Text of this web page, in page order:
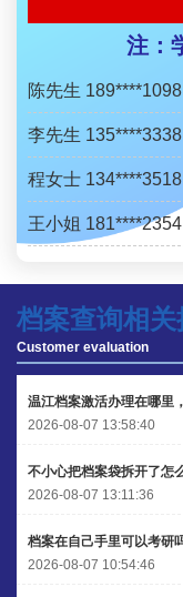
注：
王小姐 185****2848
陈先生 189****1098
李先生 135****3338
程女士 134****3518
王小姐 181****2354
李先生 137****1923
程女士 136****3253
王小姐 185****2848
李先生 135****3338
档案查询相关
Customer evaluation
温江档案激活办理在哪里
2026-08-07 13:58:40
不小心把档案袋拆开了怎
2026-08-07 13:11:36
档案在自己手里可以考研
2026-08-07 10:54:46